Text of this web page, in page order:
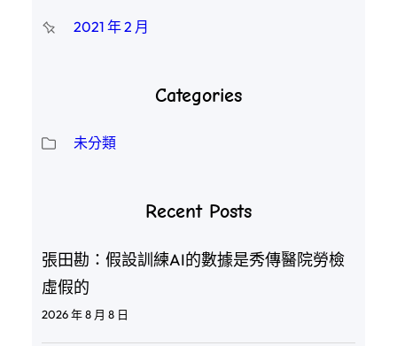
2021 年 2 月
Categories
未分類
Recent Posts
張田勘：假設訓練AI的數據是秀傳醫院勞檢
虛假的
2026 年 8 月 8 日